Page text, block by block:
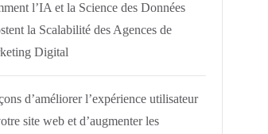
l’IA et la Science des Données
la Scalabilité des Agences de
Digital
d’améliorer l’expérience utilisateur
site web et d’augmenter les